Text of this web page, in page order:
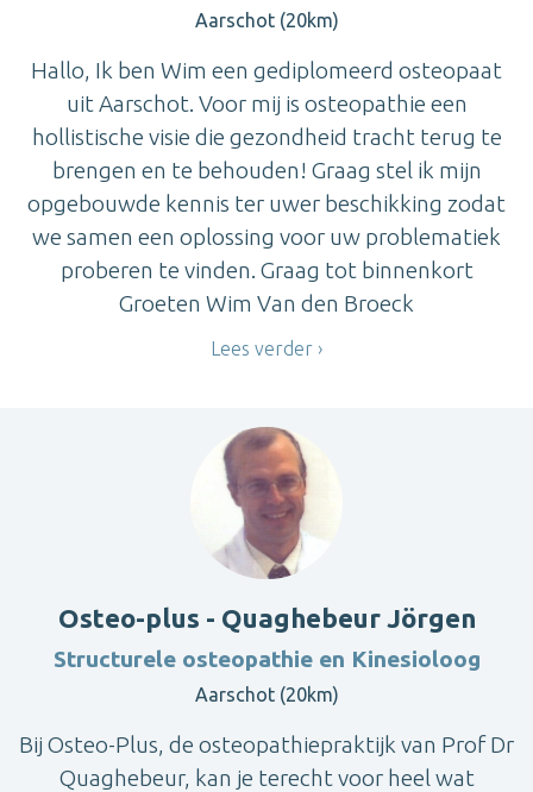
Aarschot (20km)
Hallo, Ik ben Wim een gediplomeerd osteopaat
uit Aarschot. Voor mij is osteopathie een
hollistische visie die gezondheid tracht terug te
brengen en te behouden! Graag stel ik mijn
opgebouwde kennis ter uwer beschikking zodat
we samen een oplossing voor uw problematiek
proberen te vinden. Graag tot binnenkort
Groeten Wim Van den Broeck
Lees verder
Osteo-plus - Quaghebeur Jörgen
Structurele osteopathie en Kinesioloog
Aarschot (20km)
Bij Osteo-Plus, de osteopathiepraktijk van Prof Dr
Quaghebeur, kan je terecht voor heel wat